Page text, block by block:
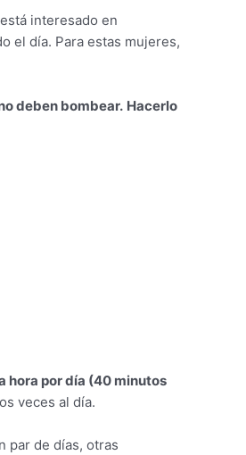
interesado en
el día. Para estas mujeres,
deben bombear. Hacerlo
hora por día (40 minutos
veces al día.
par de días, otras